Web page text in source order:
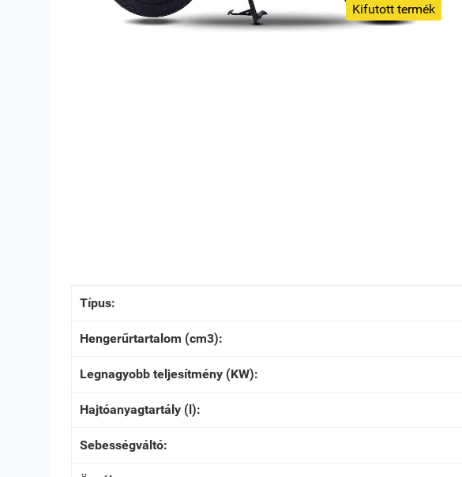
Kifutott termék
Típus:
Hengerűrtartalom (cm3):
Legnagyobb teljesítmény (KW):
Hajtóanyagtartály (l):
Sebességváltó: